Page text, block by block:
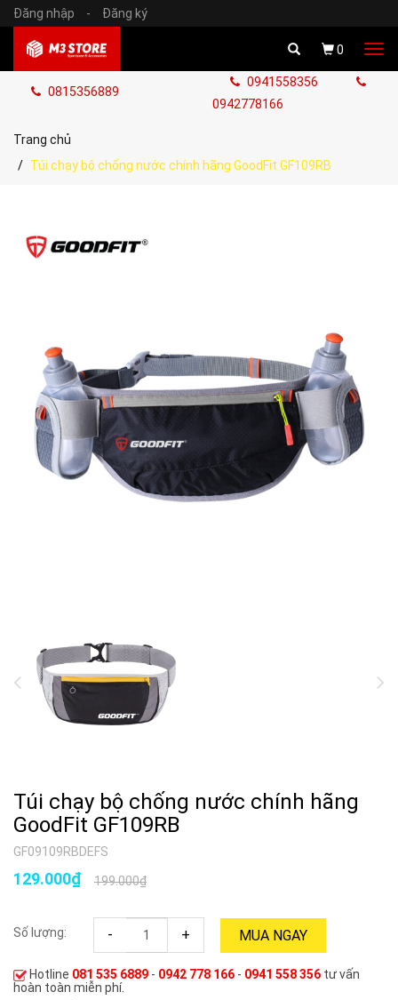
Đăng nhập - Đăng ký
0
0815356889
0941558356
0942778166
Trang chủ
Túi chạy bộ chống nước chính hãng GoodFit GF109RB
Túi chạy bộ chống nước chính hãng
GoodFit GF109RB
GF09109RBDEFS
199.000₫
129.000₫
Số lượng: - + MUA NGAY
Hotline 081 535 6889 - 0942 778 166 - 0941 558 356 tư vấn
hoàn toàn miễn phí.